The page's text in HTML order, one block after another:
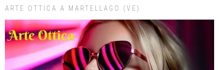
ARTE OTTICA A MARTELLAGO (VE)